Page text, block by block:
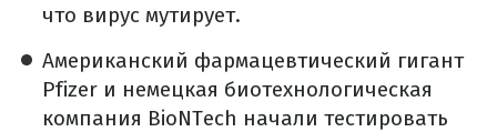
что вирус мутирует.
Американский фармацевтический гигант
Pfizer и немецкая биотехнологическая
компания BioNTech начали тестировать